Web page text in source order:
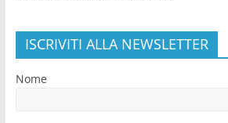
ISCRIVITI ALLA NEWSLETTER
Nome